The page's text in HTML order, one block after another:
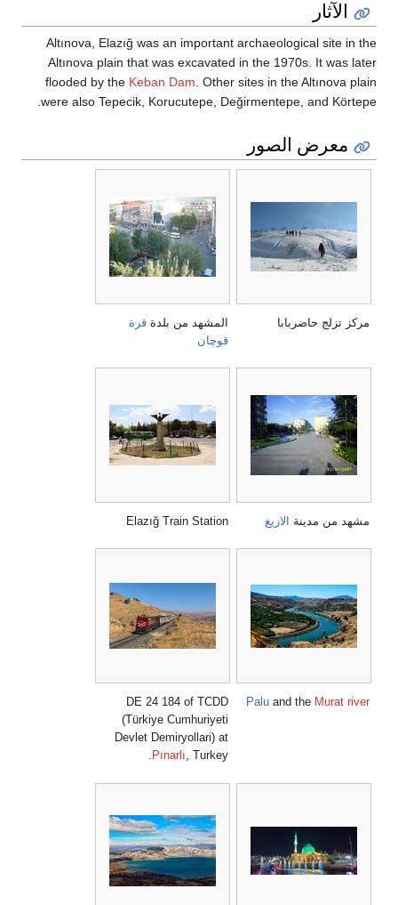
الآثار
Altınova, Elazığ was an important archaeological site in the
Altınova plain that was excavated in the 1970s. It was later
flooded by the Keban Dam . Other sites in the Altınova plain
were also Tepecik, Korucutepe, Değirmentepe, and Körtepe.
معرض الصور
مركز تزلج حاضربابا المشهد من بلدة قرة
قوچان
مشهد من مدينة الازيغ Elazığ Train Station
Palu and the Murat river
DE 24 184 of TCDD
(Türkiye Cumhuriyeti
Devlet Demiryollari) at
Pınarlı, Turkey.